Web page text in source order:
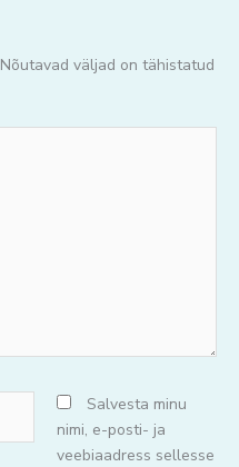
Nõutavad väljad on tähistatud
Salvesta minu
nimi, e-posti- ja
veebiaadress sellesse